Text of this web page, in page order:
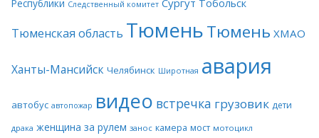
Республики Следственный комитет
Тюменская область ТюменьТюмень ХМАО
Ханты-Мансийск Челябинск Широтная авария
автобус автопожар видео встречка грузовик дети
драка женщина за рулем занос камера мост мотоцикл